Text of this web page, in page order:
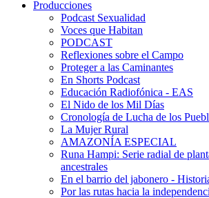
Producciones
Podcast Sexualidad
Voces que Habitan
PODCAST
Reflexiones sobre el Campo
Proteger a las Caminantes
En Shorts Podcast
Educación Radiofónica - EAS
El Nido de los Mil Días
Cronología de Lucha de los
La Mujer Rural
AMAZONÍA ESPECIAL
Runa Hampi: Serie radial de
ancestrales
En el barrio del jabonero -
Por las rutas hacia la